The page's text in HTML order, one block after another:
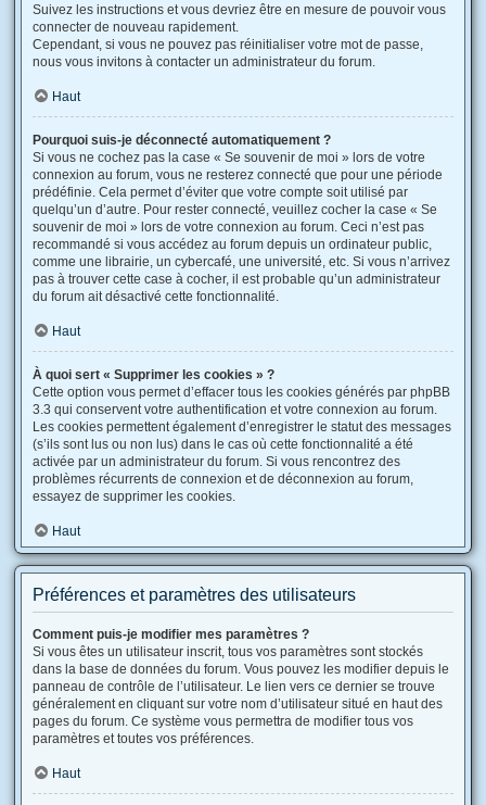
Suivez les instructions et vous devriez être en mesure de pouvoir vous
connecter de nouveau rapidement.
Cependant, si vous ne pouvez pas réinitialiser votre mot de passe,
nous vous invitons à contacter un administrateur du forum.
Haut
Pourquoi suis-je déconnecté automatiquement ?
Si vous ne cochez pas la case « Se souvenir de moi » lors de votre
connexion au forum, vous ne resterez connecté que pour une période
prédéfinie. Cela permet d’éviter que votre compte soit utilisé par
quelqu’un d’autre. Pour rester connecté, veuillez cocher la case « Se
souvenir de moi » lors de votre connexion au forum. Ceci n’est pas
recommandé si vous accédez au forum depuis un ordinateur public,
comme une librairie, un cybercafé, une université, etc. Si vous n’arrivez
pas à trouver cette case à cocher, il est probable qu’un administrateur
du forum ait désactivé cette fonctionnalité.
Haut
À quoi sert « Supprimer les cookies » ?
Cette option vous permet d’effacer tous les cookies générés par phpBB
3.3 qui conservent votre authentification et votre connexion au forum.
Les cookies permettent également d’enregistrer le statut des messages
(s’ils sont lus ou non lus) dans le cas où cette fonctionnalité a été
activée par un administrateur du forum. Si vous rencontrez des
problèmes récurrents de connexion et de déconnexion au forum,
essayez de supprimer les cookies.
Haut
Préférences et paramètres des utilisateurs
Comment puis-je modifier mes paramètres ?
Si vous êtes un utilisateur inscrit, tous vos paramètres sont stockés
dans la base de données du forum. Vous pouvez les modifier depuis le
panneau de contrôle de l’utilisateur. Le lien vers ce dernier se trouve
généralement en cliquant sur votre nom d’utilisateur situé en haut des
pages du forum. Ce système vous permettra de modifier tous vos
paramètres et toutes vos préférences.
Haut